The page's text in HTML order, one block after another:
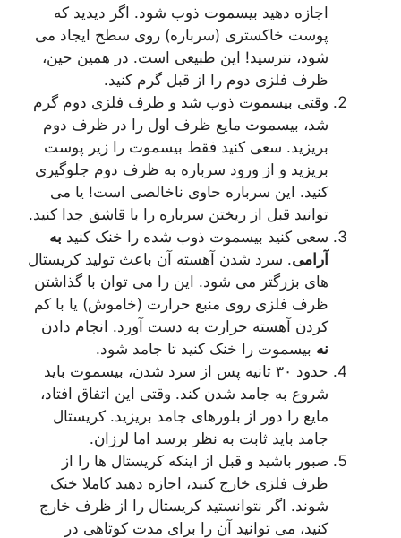
دهید بیسموت ذوب شود. اگر دیدید که
خاکستری (سرباره) روی سطح ایجاد می
نترسید! این طبیعی است. در همین حین،
فلزی دوم را از قبل گرم کنید.
بیسموت ذوب شد و ظرف فلزی دوم گرم
بیسموت مایع ظرف اول را در ظرف دوم
سعی کنید فقط بیسموت را زیر پوست
و از ورود سرباره به ظرف دوم جلوگیری
این سرباره حاوی ناخالصی است! یا می
قبل از ریختن سرباره را با قاشق جدا کنید.
کنید بیسموت ذوب شده را خنک کنید به
. سرد شدن آهسته آن باعث تولید کریستال
بزرگتر می شود. این را می توان با گذاشتن
فلزی روی منبع حرارت (خاموش) یا با کم
آهسته حرارت به دست آورد. انجام دادن
بیسموت را خنک کنید تا جامد شود.
حدود ۳۰ ثانیه پس از سرد شدن، بیسموت باید
به جامد شدن کند. وقتی این اتفاق افتاد،
را دور از بلورهای جامد بریزید. کریستال
باید ثابت به نظر برسد اما لرزان.
باشید و قبل از اینکه کریستال ها را از
فلزی خارج کنید، اجازه دهید کاملا خنک
اگر نتوانستید کریستال را از ظرف خارج
می توانید آن را برای مدت کوتاهی در